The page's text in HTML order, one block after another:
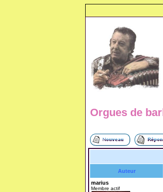
Orgues de
Auteur
marius
Membre actif